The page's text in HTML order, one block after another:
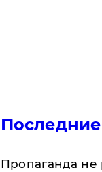
​Пропаганда не